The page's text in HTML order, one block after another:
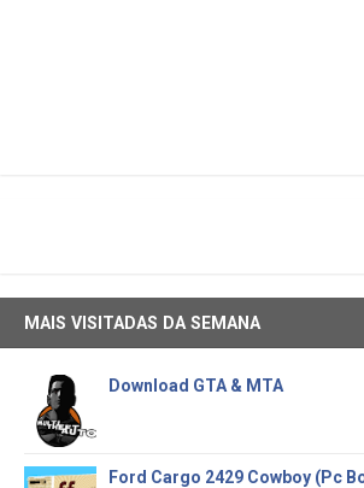
MAIS VISITADAS DA SEMANA
Download GTA & MTA
Ford Cargo 2429 Cowboy (Pc